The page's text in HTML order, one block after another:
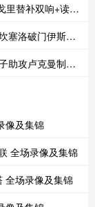
双响+读秒绝杀
破门伊斯科点射
卢克曼制胜球
像及集锦
全场录像及集锦
全场录像及集锦